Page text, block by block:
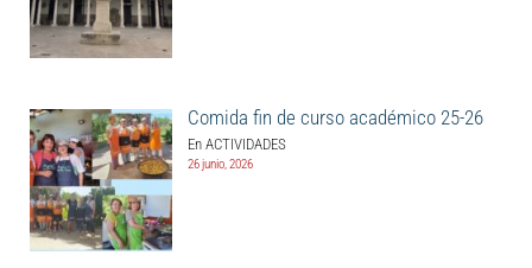
Comida fin de curso académico 25-26
En ACTIVIDADES
26 junio, 2026